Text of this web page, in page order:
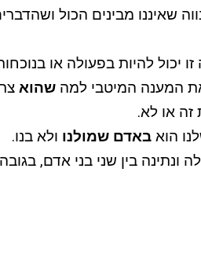
שאיננו מבינים הכול
יכול להיות בפעולה או
המענה המיטבי למה שהוא
או לא.
הוא באדם שמולנו ולא בנו.
ונתינה בין שני בני אדם,